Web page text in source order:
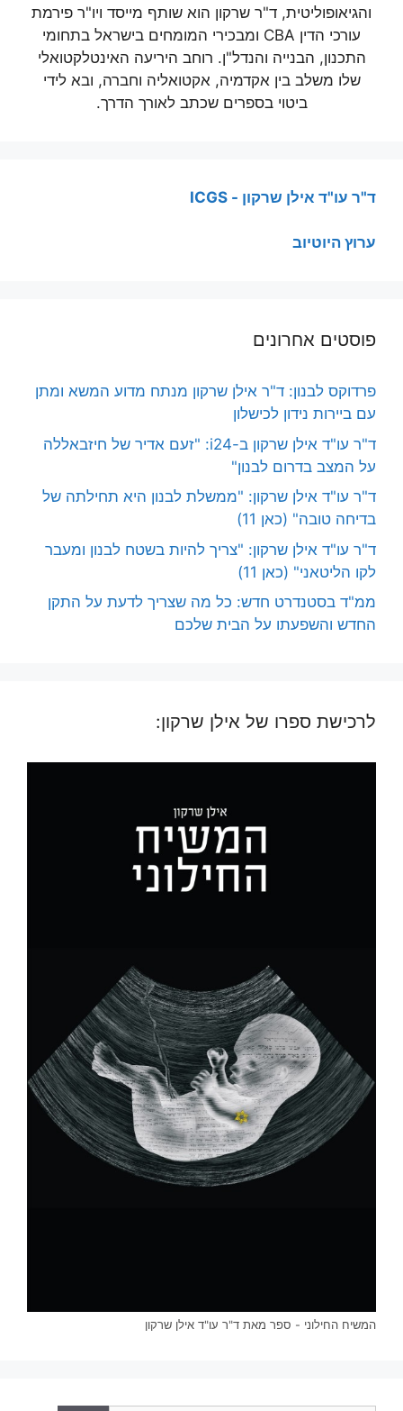
והגיאופוליטית, ד"ר שרקון הוא שותף מייסד ויו"ר פירמת
עורכי הדין CBA ומבכירי המומחים בישראל בתחומי
התכנון, הבנייה והנדל"ן. רוחב היריעה האינטלקטואלי
שלו משלב בין אקדמיה, אקטואליה וחברה, ובא לידי
ביטוי בספרים שכתב לאורך הדרך.
ד"ר עו"ד אילן שרקון - ICGS
ערוץ היוטיוב
פוסטים אחרונים
פרדוקס לבנון: ד"ר אילן שרקון מנתח מדוע המשא ומתן
עם ביירות נידון לכישלון
ד"ר עו"ד אילן שרקון ב-i24: "זעם אדיר של חיזבאללה
על המצב בדרום לבנון"
ד"ר עו"ד אילן שרקון: "ממשלת לבנון היא תחילתה של
בדיחה טובה" (כאן 11)
ד"ר עו"ד אילן שרקון: "צריך להיות בשטח לבנון ומעבר
לקו הליטאני" (כאן 11)
ממ"ד בסטנדרט חדש: כל מה שצריך לדעת על התקן
החדש והשפעתו על הבית שלכם
לרכישת ספרו של אילן שרקון:
המשיח החילוני - ספר מאת ד"ר עו"ד אילן שרקון